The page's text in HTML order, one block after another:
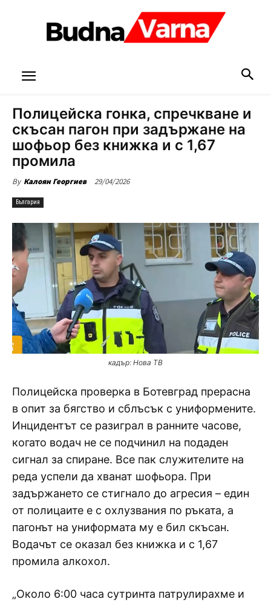
Полицейска гонка, спречкване и
скъсан пагон при задържане на
шофьор без книжка и с 1,67
промила
By Калоян Георгиев 29/04/2026
България
кадър: Нова ТВ
Полицейска проверка в Ботевград прерасна
в опит за бягство и сблъсък с униформените.
Инцидентът се разиграл в ранните часове,
когато водач не се подчинил на подаден
сигнал за спиране. Все пак служителите на
реда успели да хванат шофьора. При
задържането се стигнало до агресия – един
от полицаите е с охлузвания по ръката, а
пагонът на униформата му е бил скъсан.
Водачът се оказал без книжка и с 1,67
промила алкохол.
„Около 6:00 часа сутринта патрулирахме и